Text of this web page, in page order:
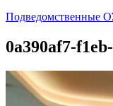
Подведомственные
0a390af7-